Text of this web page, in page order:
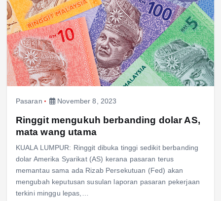
Pasaran November 8, 2023
Ringgit mengukuh berbanding dolar AS,
mata wang utama
KUALA LUMPUR: Ringgit dibuka tinggi sedikit berbanding
dolar Amerika Syarikat (AS) kerana pasaran terus
memantau sama ada Rizab Persekutuan (Fed) akan
mengubah keputusan susulan laporan pasaran pekerjaan
terkini minggu lepas,…